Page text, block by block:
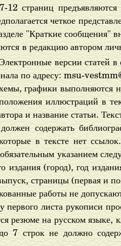
страниц
четкое
"Краткие сообщения"
в редакцию автором
версии статей
по адресу: msu-
графики выполняются
иллюстраций в
и название статьи.
содержать
в тексте нет
указанием
издания (город), год
страницы (первая и
работы не
первого листа рукописи
резюме на русском языке,
7 строк не должно